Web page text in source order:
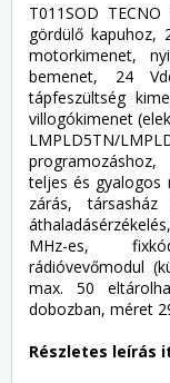
T011SOD
gördülő kapuhoz,
motorkimenet,
bemenet, 24
tápfeszültség
villogókimenet
LMPLD5TN/
teljes és gyalogos
zárás, társasház
MHz-es,
rádióvevőmodul
max. 50
dobozban, méret
Részletes leírás